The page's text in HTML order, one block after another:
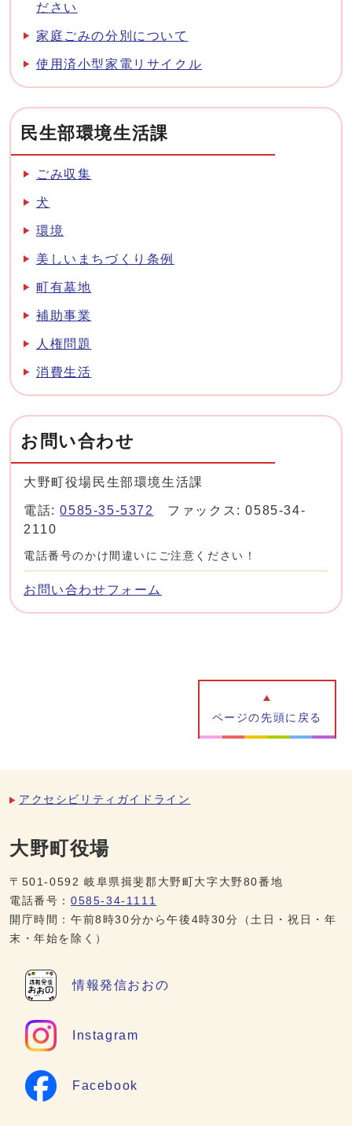
ださい
家庭ごみの分別について
使用済小型家電リサイクル
民生部環境生活課
ごみ収集
犬
環境
美しいまちづくり条例
町有墓地
補助事業
人権問題
消費生活
お問い合わせ
大野町役場民生部環境生活課
電話:0585-35-5372
ファックス: 0585-34-
2110
電話番号のかけ間違いにご注意ください！
お問い合わせフォーム
ページの先頭に戻る
アクセシビリティガイドライン
大野町役場
〒501-0592 岐阜県揖斐郡大野町大字大野80番地
電話番号： 0585-34-1111
開庁時間：午前8時30分から午後4時30分（土日・祝日・年
末・年始を除く）
情報発信おおの
Instagram
Facebook